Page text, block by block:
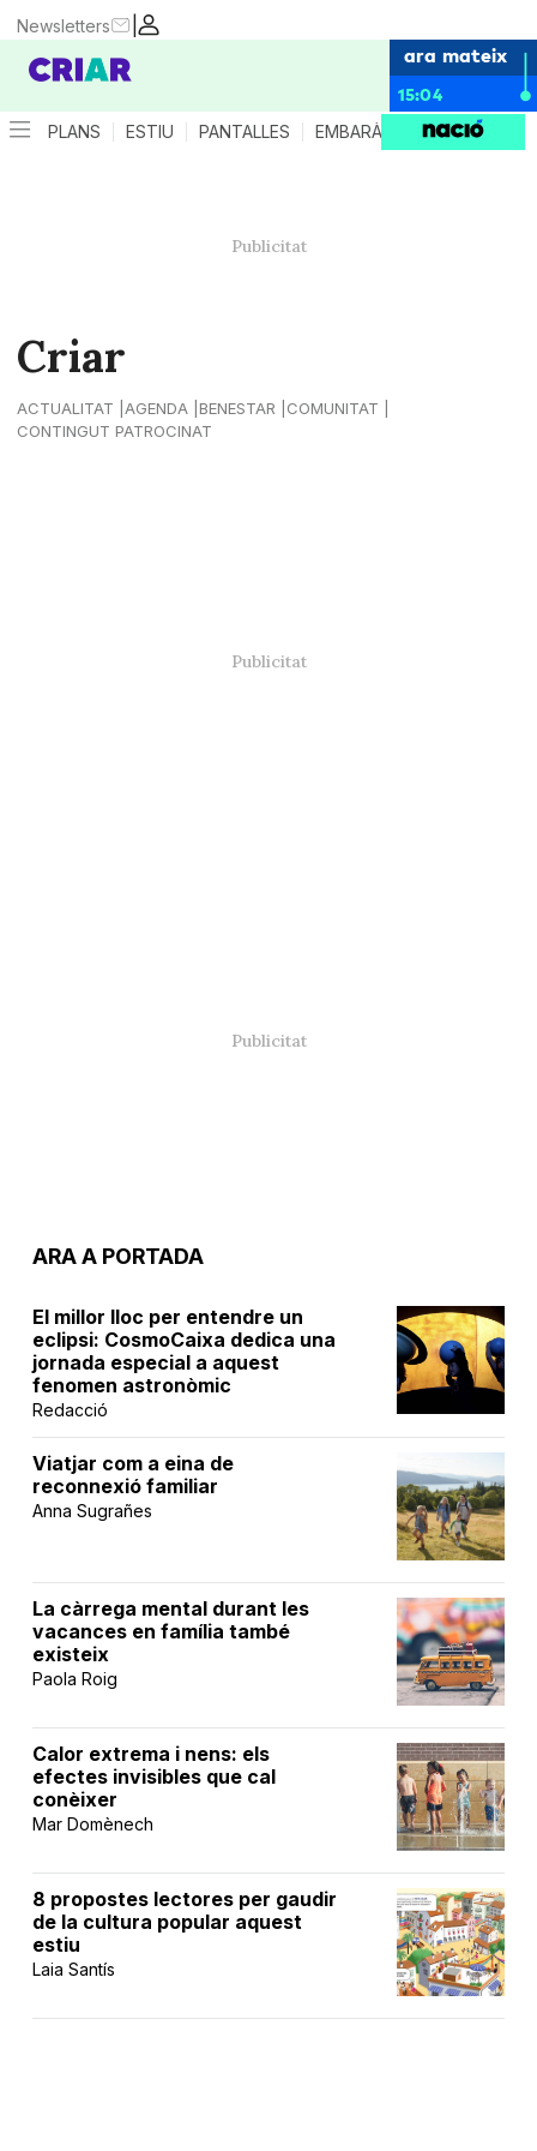
|
Newsletters
ara mateix
15:04
PLANS ESTIU PANTALLES EMBARÀS CRIANÇA
Criar
ACTUALITAT AGENDA BENESTAR
COMUNITAT
CONTINGUT PATROCINAT
ARA A PORTADA
El millor lloc per entendre un
eclipsi: CosmoCaixa dedica una
jornada especial a aquest
fenomen astronòmic
Redacció
Viatjar com a eina de
reconnexió familiar
Anna Sugrañes
La càrrega mental durant les
vacances en família també
existeix
Paola Roig
Calor extrema i nens: els
efectes invisibles que cal
conèixer
Mar Domènech
8 propostes lectores per gaudir
de la cultura popular aquest
estiu
Laia Santís